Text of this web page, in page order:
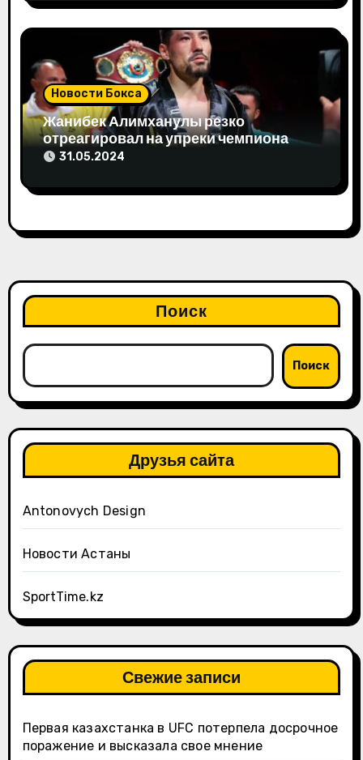
Новости Бокса
Жанибек Алимханулы резко
отреагировал на упреки чемпиона
мира
31.05.2024
Поиск
Поиск
Друзья сайта
Antonovych Design
Новости Астаны
SportTime.kz
Свежие записи
Первая казахстанка в UFC потерпела досрочное
поражение и высказала свое мнение